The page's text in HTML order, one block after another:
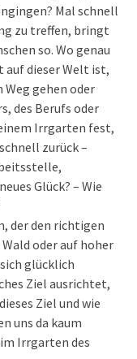
Mal schnell
zu treffen, bringt
so. Wo genau
auf dieser Welt ist,
gehen oder
des Berufs oder
Irrgarten fest,
zurück –
Glück? – Wie
der den richtigen
oder auf hoher
glücklich
Ziel ausrichtet,
Ziel und wie
uns da kaum
Irrgarten des